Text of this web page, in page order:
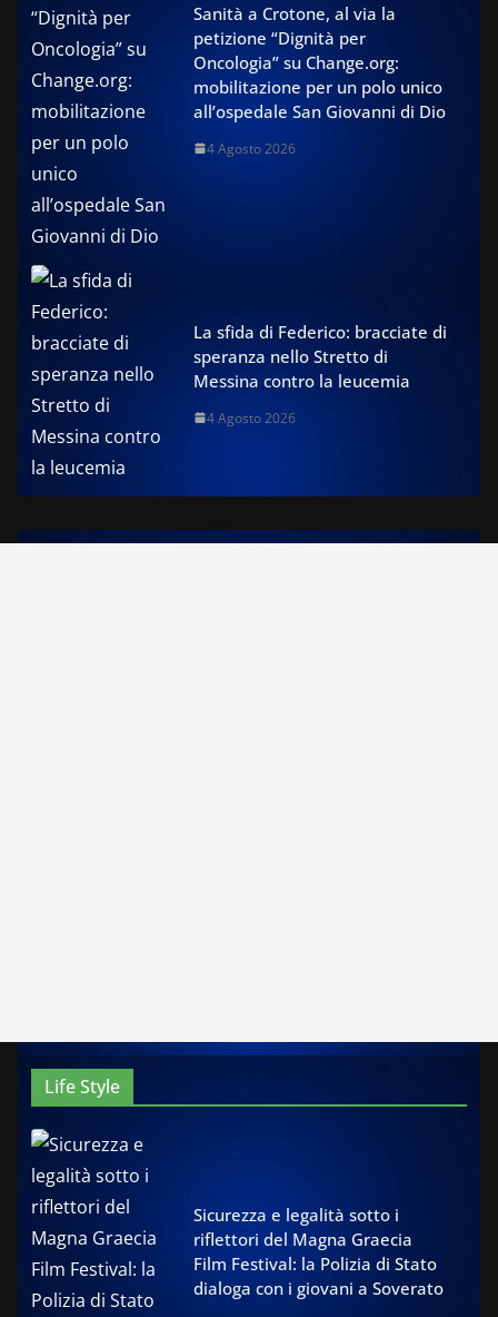
Sanità a Crotone, al via la
petizione “Dignità per
Oncologia” su Change.org:
mobilitazione per un polo unico
all’ospedale San Giovanni di Dio
4 Agosto 2026
La sfida di Federico: bracciate di
speranza nello Stretto di
Messina contro la leucemia
4 Agosto 2026
Life Style
Sicurezza e legalità sotto i
riflettori del Magna Graecia
Film Festival: la Polizia di Stato
dialoga con i giovani a Soverato